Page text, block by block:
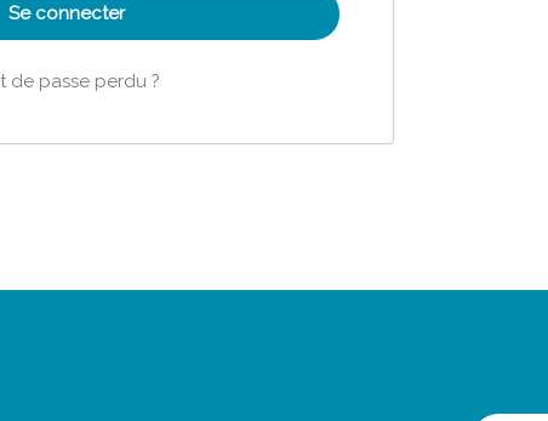
Se connecter
de passe perdu ?